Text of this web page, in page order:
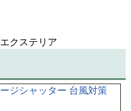
エクステリア